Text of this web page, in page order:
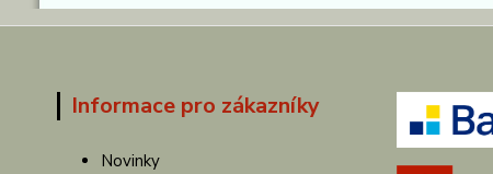
Informace pro zákazníky
Novinky